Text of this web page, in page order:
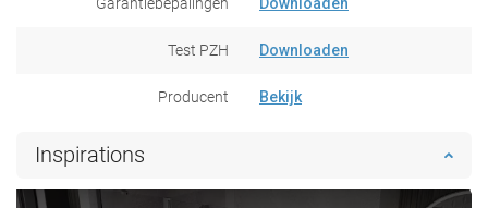
Test PZH Downloaden
Producent Bekijk
Inspirations